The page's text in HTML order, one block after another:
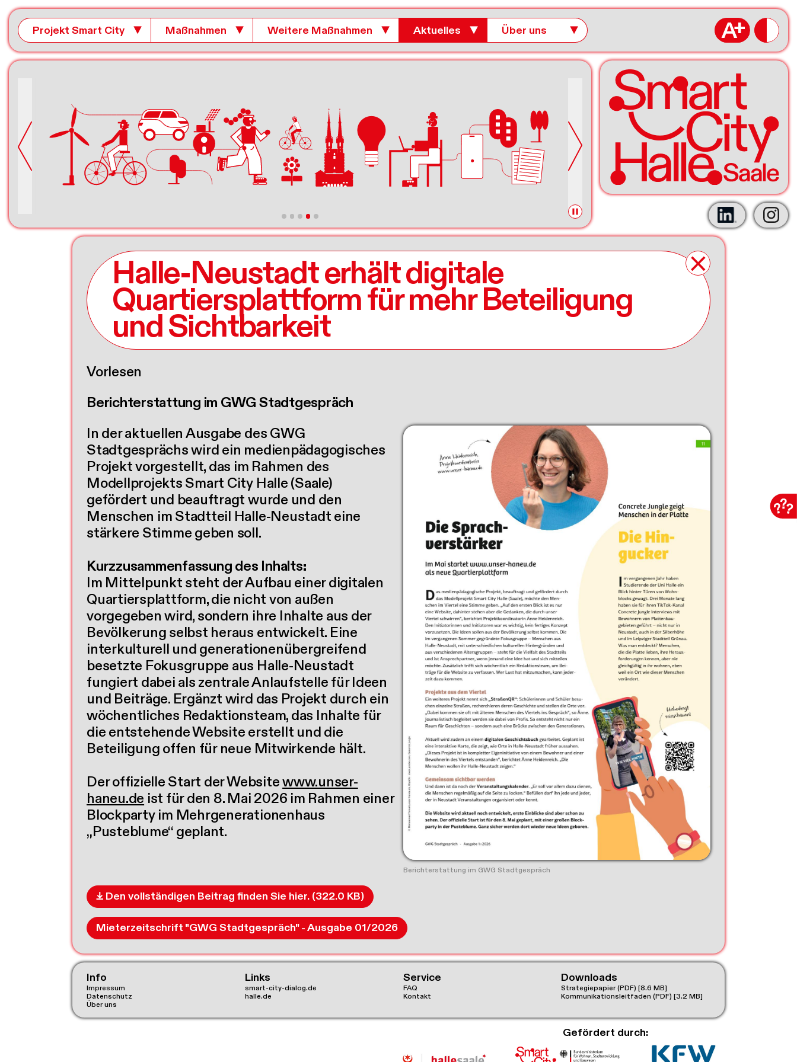
Projekt Smart City ▼ Maßnahmen ▼ Weitere Maßnahmen ▼ Aktuelles ▼ Über uns ▼
Halle-Neustadt erhält digitale
Quartiersplattform für mehr Beteiligung
und Sichtbarkeit
Vorlesen
Berichterstattung im GWG Stadtgespräch
In der aktuellen Ausgabe des GWG
Stadtgesprächs wird ein medienpädagogisches
Projekt vorgestellt, das im Rahmen des
Modellprojekts Smart City Halle (Saale)
gefördert und beauftragt wurde und den
Menschen im Stadtteil Halle-Neustadt eine
stärkere Stimme geben soll.
Kurzzusammenfassung des Inhalts:
Im Mittelpunkt steht der Aufbau einer digitalen
Quartiersplattform, die nicht von außen
vorgegeben wird, sondern ihre Inhalte aus der
Bevölkerung selbst heraus entwickelt. Eine
interkulturell und generationenübergreifend
besetzte Fokusgruppe aus Halle-Neustadt
fungiert dabei als zentrale Anlaufstelle für Ideen
und Beiträge. Ergänzt wird das Projekt durch ein
wöchentliches Redaktionsteam, das Inhalte für
die entstehende Website erstellt und die
Beteiligung offen für neue Mitwirkende hält.
Der offizielle Start der Websitewww.unser-
haneu.de ist für den 8. Mai 2026 im Rahmen einer
Blockparty im Mehrgenerationenhaus
„Pusteblume“ geplant.
Berichterstattung im GWG Stadtgespräch
 Den vollständigen Beitrag finden Sie hier. (322.0 KB)
Mieterzeitschrift "GWG Stadtgespräch" - Ausgabe 01/2026
Info
Impressum
Datenschutz
Über uns
Links
smart-city-dialog.de
halle.de
Service
FAQ
Kontakt
Downloads
Strategiepapier (PDF) [8.6 MB]
Kommunikationsleitfaden (PDF) [3.2 MB]
Gefördert durch: